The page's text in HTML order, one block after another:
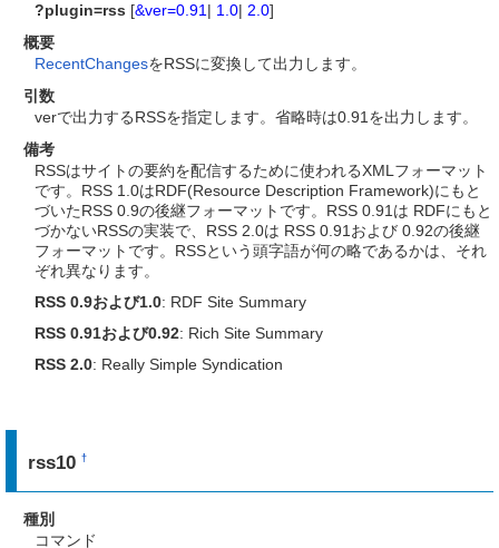
?plugin=rss [&ver=0.91| 1.0| 2.0]
概要
RecentChangesをRSSに変換して出力します。
引数
verで出力するRSSを指定します。省略時は0.91を出力します。
備考
RSSはサイトの要約を配信するために使われるXMLフォーマット
です。RSS 1.0はRDF(Resource Description Framework)にもと
づいたRSS 0.9の後継フォーマットです。RSS 0.91は RDFにもと
づかないRSSの実装で、RSS 2.0は RSS 0.91および 0.92の後継
フォーマットです。RSSという頭字語が何の略であるかは、それ
ぞれ異なります。
RSS 0.9および1.0: RDF Site Summary
RSS 0.91および0.92: Rich Site Summary
RSS 2.0: Really Simple Syndication
rss10†
種別
コマンド